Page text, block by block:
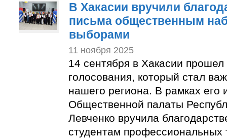
В Хакасии вручили
письма общественным
выборами
11 ноября 2025
14 сентября в Хакасии
голосования, который стал
нашего региона. В рамках его
Общественной палаты
Левченко вручила
студентам профессиональных